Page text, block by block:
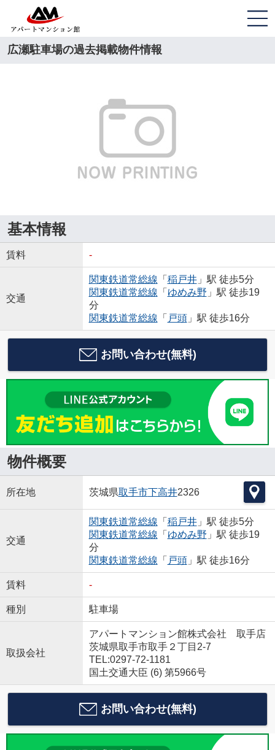
広瀬駐車場の過去掲載物件情報
基本情報
賃料 -
交通
関東鉄道常総線 「 稲戸井」駅 徒歩5分
関東鉄道常総線 「 ゆめみ野 」駅 徒歩19
分
関東鉄道常総線 「 戸頭」駅 徒歩16分
お問い合わせ(無料)
物件概要
所在地 茨城県取手市下高井2326
交通
関東鉄道常総線 「 稲戸井」駅 徒歩5分
関東鉄道常総線 「 ゆめみ野 」駅 徒歩19
分
関東鉄道常総線 「 戸頭」駅 徒歩16分
賃料 -
種別 駐車場
取扱会社
アパートマンション館株式会社 取手店
茨城県取手市取手２丁目2-7
TEL:0297-72-1181
国土交通大臣 (6) 第5966号
お問い合わせ(無料)